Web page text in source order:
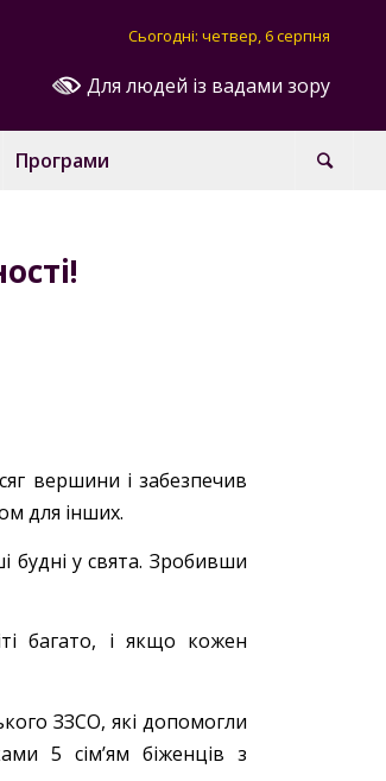
Для людей із вадами зору
Сьогодні: четвер, 6 серпня
Програми
вершини і забезпечив
для інших.
будні у свята. Зробивши
багато, і якщо кожен
ЗЗСО, які допомогли
5 сім’ям біженців з